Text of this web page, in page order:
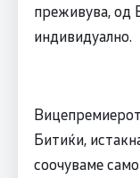
преживува, од
индивидуално.
Битиќи,
соочуваме